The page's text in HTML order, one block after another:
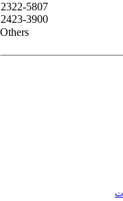
2322-5807
2423-3900
Others